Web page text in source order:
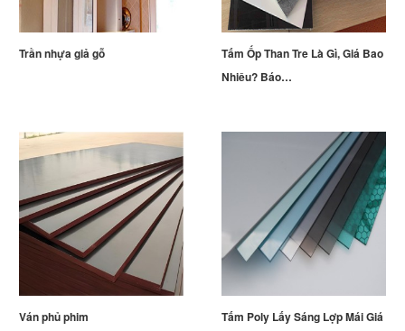
Trần nhựa giả gỗ
Tấm Ốp Than Tre Là Gì, Giá Bao
Nhiêu? Báo…
Ván phủ phim
Tấm Poly Lấy Sáng Lợp Mái Giá